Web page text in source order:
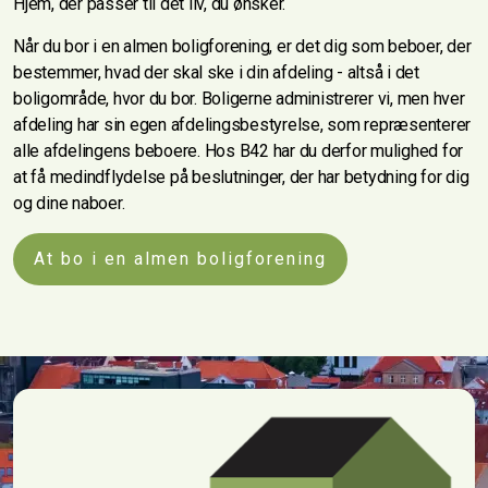
Når du bor i en almen boligforening, er det dig som beboer, der
bestemmer, hvad der skal ske i din afdeling - altså i det
boligområde, hvor du bor. Boligerne administrerer vi, men hver
afdeling har sin egen afdelingsbestyrelse, som repræsenterer
alle afdelingens beboere. Hos B42 har du derfor mulighed for
at få medindflydelse på beslutninger, der har betydning for dig
og dine naboer.
At bo i en almen boligforening